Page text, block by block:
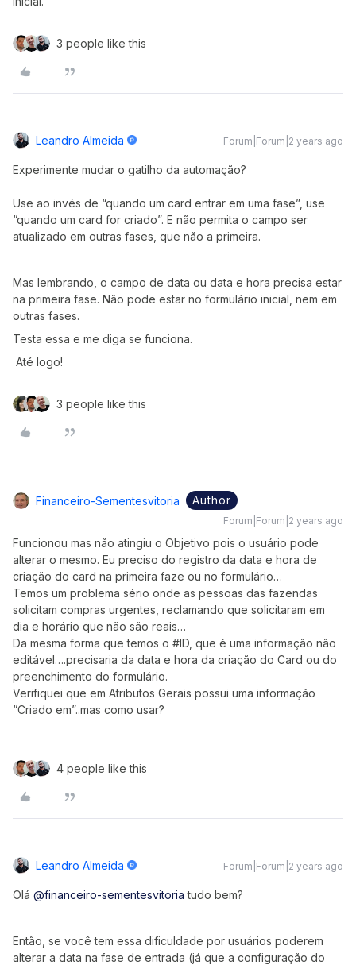
3 people like this
Leandro Almeida Forum|Forum|2 years ago
Experimente mudar o gatilho da automação?
Use ao invés de “quando um card entrar em uma fase”, use
“quando um card for criado”. E não permita o campo ser
atualizado em outras fases, que não a primeira.
Mas lembrando, o campo de data ou data e hora precisa estar
na primeira fase. Não pode estar no formulário inicial, nem em
outras fases.
Testa essa e me diga se funciona.
Até logo!
3 people like this
Financeiro-Sementesvitoria Author
Forum|Forum|2 years ago
Funcionou mas não atingiu o Objetivo pois o usuário pode
alterar o mesmo. Eu preciso do registro da data e hora de
criação do card na primeira faze ou no formulário…
Temos um problema sério onde as pessoas das fazendas
solicitam compras urgentes, reclamando que solicitaram em
dia e horário que não são reais…
Da mesma forma que temos o #ID, que é uma informação não
editável….precisaria da data e hora da criação do Card ou do
preenchimento do formulário.
Verifiquei que em Atributos Gerais possui uma informação
“Criado em”..mas como usar?
4 people like this
Leandro Almeida Forum|Forum|2 years ago
Olá @financeiro-sementesvitoria tudo bem?
Então, se você tem essa dificuldade por usuários poderem
alterar a data na fase de entrada (já que a configuração do